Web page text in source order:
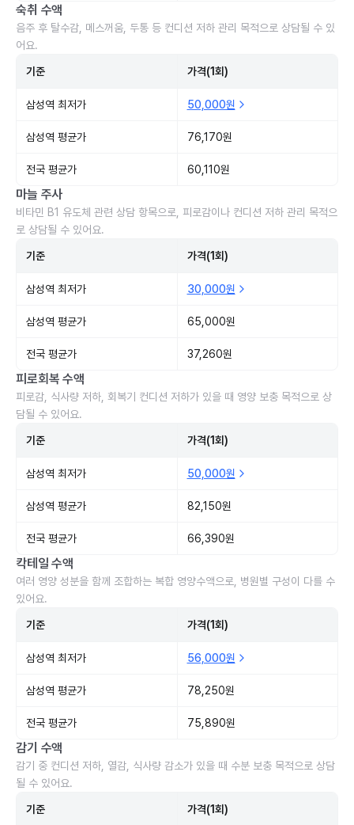
숙취 수액
음주 후 탈수감, 메스꺼움, 두통 등 컨디션 저하 관리 목적으로 상담될 수 있
어요.
기준 가격(1회)
삼성역 최저가 50,000원
삼성역 평균가 76,170원
전국 평균가 60,110원
마늘 주사
비타민 B1 유도체 관련 상담 항목으로, 피로감이나 컨디션 저하 관리 목적으
로 상담될 수 있어요.
기준 가격(1회)
삼성역 최저가 30,000원
삼성역 평균가 65,000원
전국 평균가 37,260원
피로회복 수액
피로감, 식사량 저하, 회복기 컨디션 저하가 있을 때 영양 보충 목적으로 상
담될 수 있어요.
기준 가격(1회)
삼성역 최저가 50,000원
삼성역 평균가 82,150원
전국 평균가 66,390원
칵테일 수액
여러 영양 성분을 함께 조합하는 복합 영양수액으로, 병원별 구성이 다를 수
있어요.
기준 가격(1회)
삼성역 최저가 56,000원
삼성역 평균가 78,250원
전국 평균가 75,890원
감기 수액
감기 중 컨디션 저하, 열감, 식사량 감소가 있을 때 수분 보충 목적으로 상담
될 수 있어요.
기준 가격(1회)